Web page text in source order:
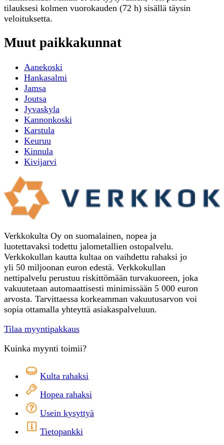
tilauksesi kolmen vuorokauden (72 h) sisällä täysin
veloituksetta.
Muut paikkakunnat
Aanekoski
Hankasalmi
Jamsa
Joutsa
Jyvaskyla
Kannonkoski
Karstula
Keuruu
Kinnula
Kivijarvi
Verkkokulta Oy on suomalainen, nopea ja
luotettavaksi todettu jalometallien ostopalvelu.
Verkkokullan kautta kultaa on vaihdettu rahaksi jo
yli 50 miljoonan euron edestä. Verkkokullan
nettipalvelu perustuu riskittömään turvakuoreen, joka
vakuutetaan automaattisesti minimissään 5 000 euron
arvosta. Tarvittaessa korkeamman vakuutusarvon voi
sopia ottamalla yhteyttä asiakaspalveluun.
Tilaa myyntipakkaus
Kuinka myynti toimii?
Kulta rahaksi
Hopea rahaksi
Usein kysyttyä
Tietopankki